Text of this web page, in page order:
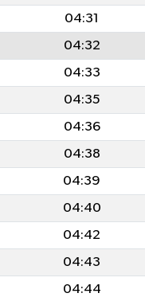
04:31
04:32
04:33
04:35
04:36
04:38
04:39
04:40
04:42
04:43
04:44